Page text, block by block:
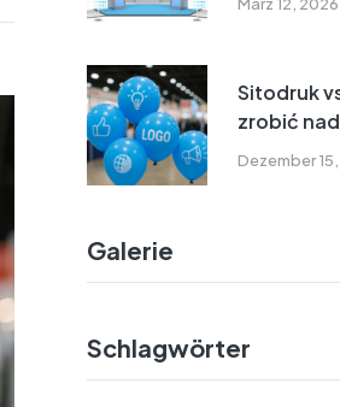
Dezember
Sitodruk
zrobić
Twojej
Galerie
Schlagwörter